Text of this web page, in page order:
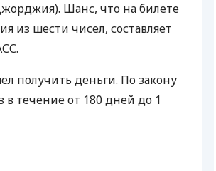
Шанс, что на билете
из шести чисел, составляет
получить деньги. По закону
в течение от 180 дней до 1